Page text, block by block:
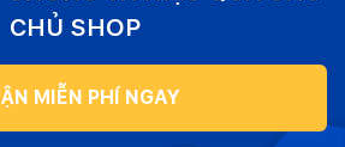
CHỦ SHOP
MIỄN PHÍ NGAY